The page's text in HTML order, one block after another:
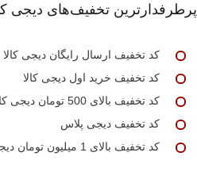
پرطرفدارترین تخفیف‌های دیجی
کد تخفیف ارسال رایگان دیجی کالا
کد تخفیف خرید اول دیجی کالا
کد تخفیف بالای 500 تومان دیجی کالا
کد تخفیف دیجی پلاس
کد تخفیف بالای 1 میلیون تومان دیجی کالا